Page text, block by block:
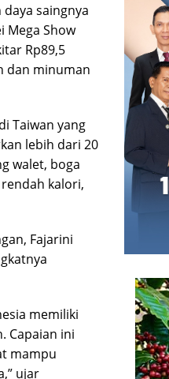
saingnya
Mega Show
Rp89,5
dan minuman
Taiwan yang
lebih dari 20
walet, boga
kalori,
Fajarini
memiliki
Capaian ini
mampu
ujar